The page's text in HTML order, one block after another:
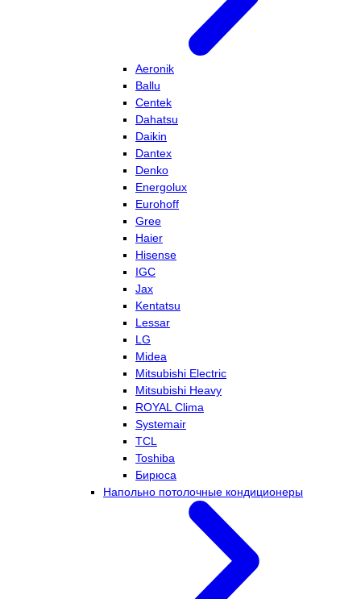
Aeronik
Ballu
Centek
Dahatsu
Daikin
Dantex
Denko
Energolux
Eurohoff
Gree
Haier
Hisense
IGC
Jax
Kentatsu
Lessar
LG
Midea
Mitsubishi Electric
Mitsubishi Heavy
ROYAL Clima
Systemair
TCL
Toshiba
Бирюса
Напольно потолочные кондиционеры